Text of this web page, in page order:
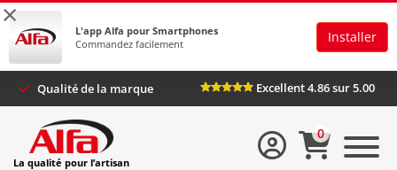
×
L'app Alfa pour Smartphones
Commandez facilement
Installer
Qualité de la marque Excellent 4.86 sur 5.00
La qualité pour l’artisan
0